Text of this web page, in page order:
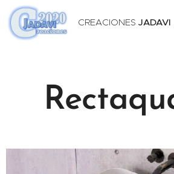
CREACIONES JADAVI